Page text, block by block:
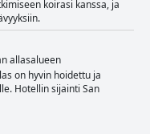
ravintolan tunnelman
jotka sopivat hyvin
parantavat yleistä
ja kovat patjat ovat
siisteys on jatkuvasti
yleiset tilat luovat viihtyisän
ja
koirasi kanssa, ja
allasalueen
on hyvin hoidettu ja
Hotellin sijainti San